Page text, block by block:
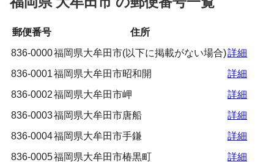
郵便番号
住所
836-0000福岡県大牟田市(以下に掲載がない場合)詳細
836-0001福岡県大牟田市昭和開
詳細
836-0002福岡県大牟田市岬
詳細
836-0003福岡県大牟田市唐船
詳細
836-0004福岡県大牟田市手鎌
詳細
836-0005福岡県大牟田市椿黒町
詳細